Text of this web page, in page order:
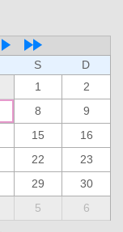
S
D
1
2
8
9
15
16
22
23
29
30
5 6